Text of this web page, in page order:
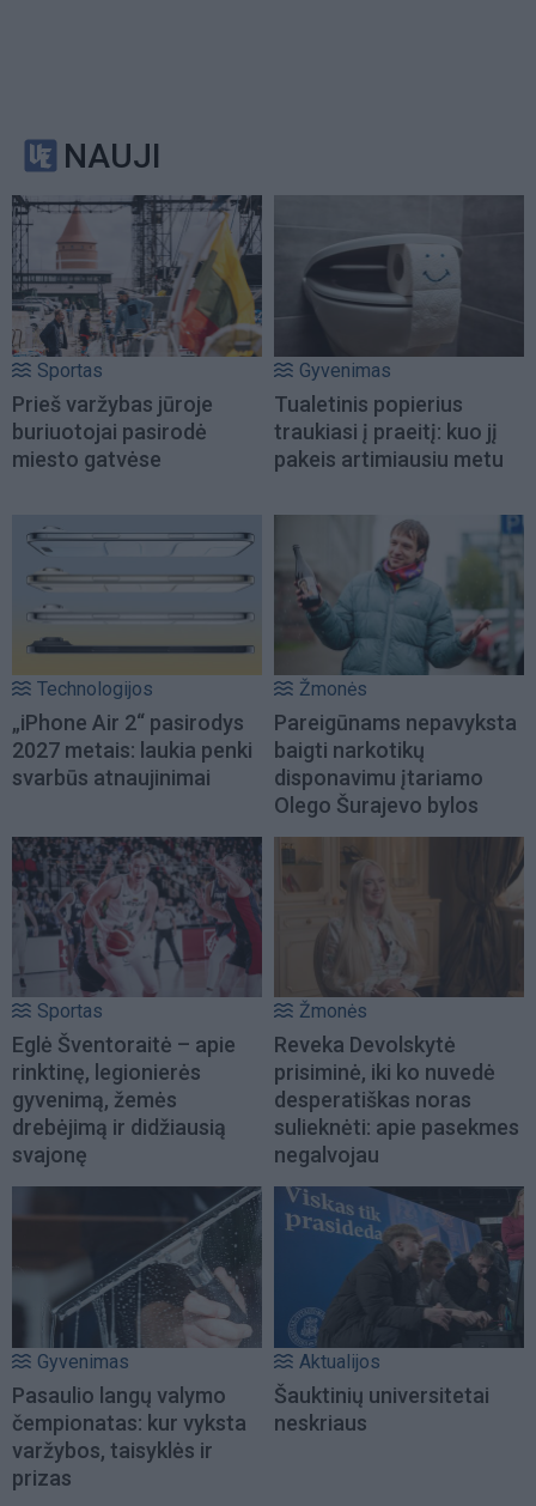
NAUJI
Sportas
Prieš varžybas jūroje
buriuotojai pasirodė
miesto gatvėse
Gyvenimas
Tualetinis popierius
traukiasi į praeitį: kuo jį
pakeis artimiausiu metu
Technologijos
„iPhone Air 2“ pasirodys
2027 metais: laukia penki
svarbūs atnaujinimai
Žmonės
Pareigūnams nepavyksta
baigti narkotikų
disponavimu įtariamo
Olego Šurajevo bylos
Sportas
Eglė Šventoraitė – apie
rinktinę, legionierės
gyvenimą, žemės
drebėjimą ir didžiausią
svajonę
Žmonės
Reveka Devolskytė
prisiminė, iki ko nuvedė
desperatiškas noras
sulieknėti: apie pasekmes
negalvojau
Gyvenimas
Pasaulio langų valymo
čempionatas: kur vyksta
varžybos, taisyklės ir
prizas
Aktualijos
Šauktinių universitetai
neskriaus